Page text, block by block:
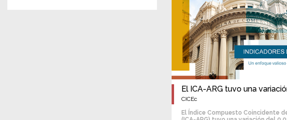
El ICA-ARG tuvo una
CICEc
El Índice Compuesto Coincidente